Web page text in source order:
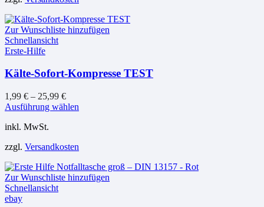
Zur Wunschliste hinzufügen
Schnellansicht
Erste-Hilfe
Kälte-Sofort-Kompresse TEST
1,99 € – 25,99 €
Ausführung wählen
Varianten
Die
Optionen
inkl. MwSt.
zzgl. Versandkosten
Zur Wunschliste hinzufügen
Schnellansicht
ebay